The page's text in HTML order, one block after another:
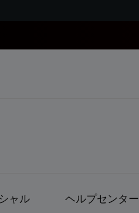
ャル ヘルプセンター